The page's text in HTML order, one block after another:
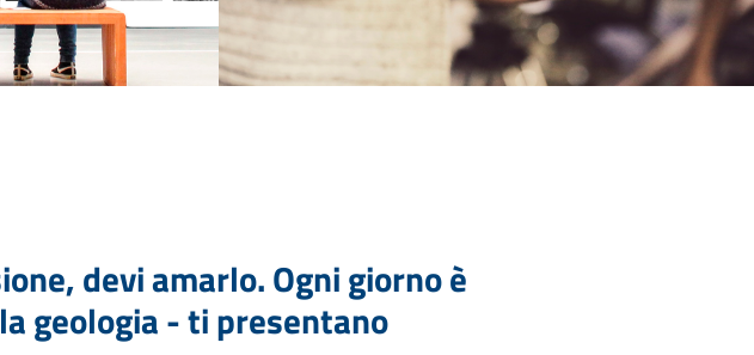
devi amarlo. Ogni giorno è
geologia - ti presentano